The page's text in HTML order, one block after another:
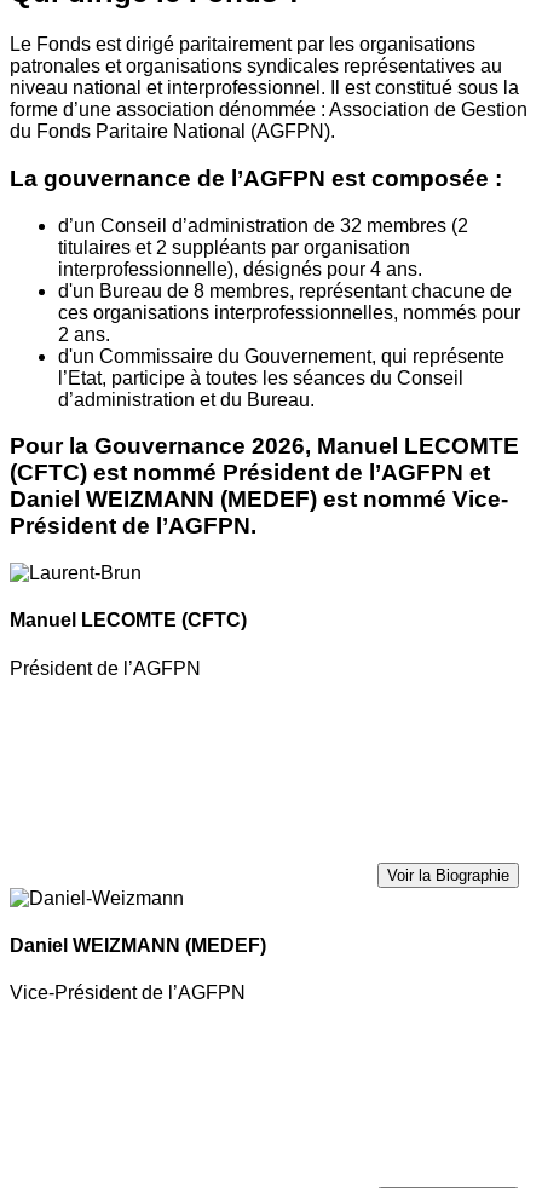
Le Fonds est dirigé paritairement par les organisations
patronales et organisations syndicales représentatives au
niveau national et interprofessionnel. Il est constitué sous la
forme d’une association dénommée : Association de Gestion
du Fonds Paritaire National (AGFPN).
La gouvernance de l’AGFPN est composée :
d’un Conseil d’administration de 32 membres (2
titulaires et 2 suppléants par organisation
interprofessionnelle), désignés pour 4 ans.
d'un Bureau de 8 membres, représentant chacune de
ces organisations interprofessionnelles, nommés pour
2 ans.
d'un Commissaire du Gouvernement, qui représente
l’Etat, participe à toutes les séances du Conseil
d’administration et du Bureau.
Pour la Gouvernance 2026, Manuel LECOMTE
(CFTC) est nommé Président de l’AGFPN et
Daniel WEIZMANN (MEDEF) est nommé Vice-
Président de l’AGFPN.
Manuel LECOMTE (CFTC)
Président de l’AGFPN
Voir la Biographie
Daniel WEIZMANN (MEDEF)
Vice-Président de l’AGFPN